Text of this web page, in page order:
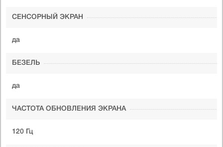
СЕНСОРНЫЙ ЭКРАН
да
БЕЗЕЛЬ
да
ЧАСТОТА ОБНОВЛЕНИЯ ЭКРАНА
120 Гц